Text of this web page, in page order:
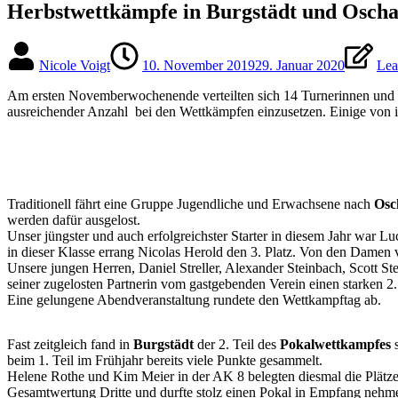
Herbstwettkämpfe in Burgstädt und
Nicole Voigt 10. November 201929. Januar 2020
Am ersten Novemberwochenende verteilten sich 14 Turnerinnen
ausreichender Anzahl bei den Wettkämpfen einzusetzen. Einige
Traditionell fährt eine Gruppe Jugendliche und Erwachsene nach
werden dafür ausgelost.
Unser jüngster und auch erfolgreichster Starter in diesem Jahr war
in dieser Klasse errang Nicolas Herold den 3. Platz. Von den
Unsere jungen Herren, Daniel Streller, Alexander Steinbach, Scott
seiner zugelosten Partnerin vom gastgebenden Verein einen starken
Eine gelungene Abendveranstaltung rundete den Wettkampftag ab.
Fast zeitgleich fand in Burgstädt der 2. Teil des Pokalwettkampfes
beim 1. Teil im Frühjahr bereits viele Punkte gesammelt.
Helene Rothe und Kim Meier in der AK 8 belegten diesmal die
Gesamtwertung Dritte und durfte stolz einen Pokal in Empfang